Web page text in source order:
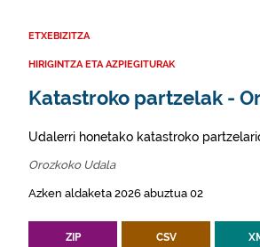
ETXEBIZITZA
HIRIGINTZA ETA AZPIEGITURAK
Katastroko partzelak -
Udalerri honetako katastroko
Orozkoko Udala
Azken aldaketa 2026 abuztua 02
ZIP CSV